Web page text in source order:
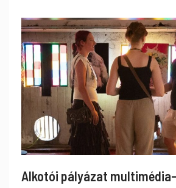
Alkotói pályázat